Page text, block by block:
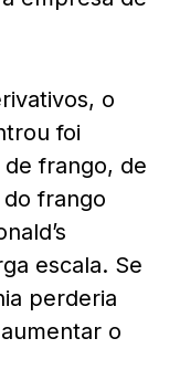
o
foi
frango, de
frango
escala. Se
perderia
o